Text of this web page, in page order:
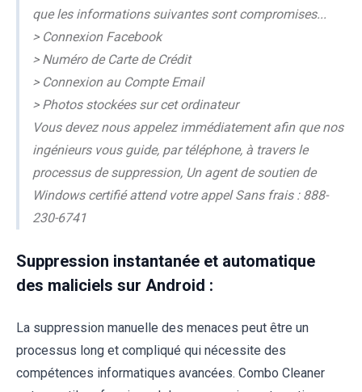
que les informations suivantes sont compromises...
> Connexion Facebook
> Numéro de Carte de Crédit
> Connexion au Compte Email
> Photos stockées sur cet ordinateur
Vous devez nous appelez immédiatement afin que nos
ingénieurs vous guide, par téléphone, à travers le
processus de suppression, Un agent de soutien de
Windows certifié attend votre appel Sans frais : 888-
230-6741
Suppression instantanée et automatique
des maliciels sur Android :
La suppression manuelle des menaces peut être un
processus long et compliqué qui nécessite des
compétences informatiques avancées. Combo Cleaner